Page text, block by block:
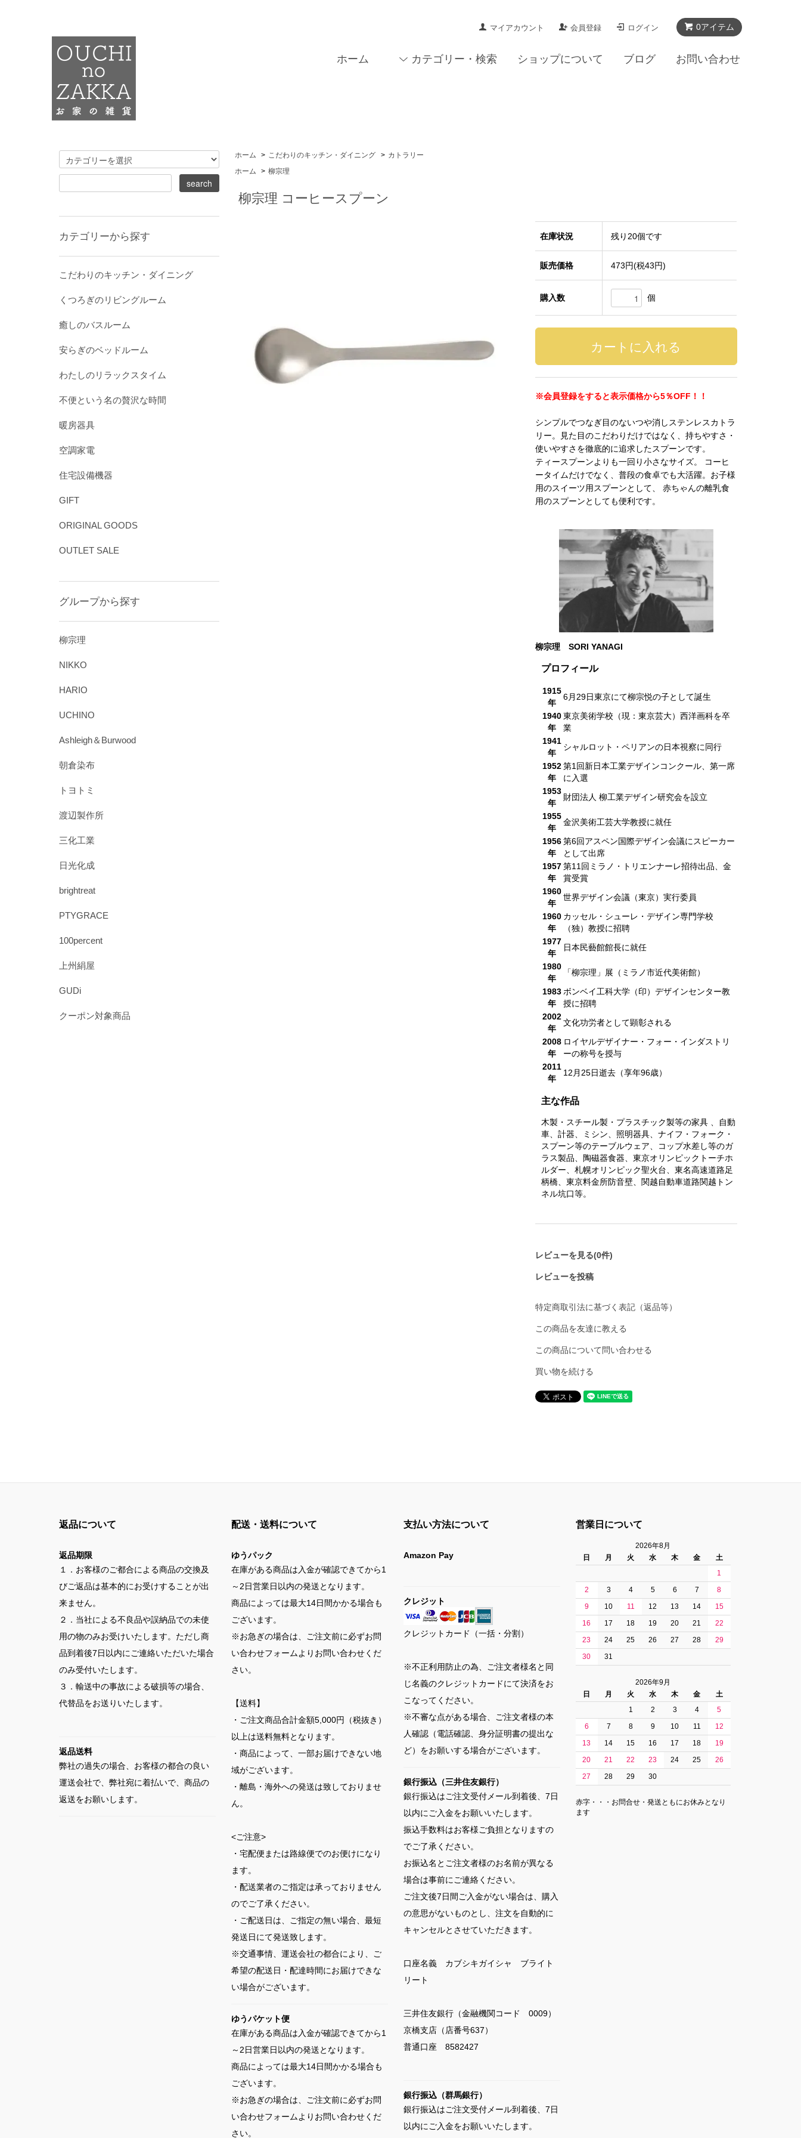
0アイテム
マイアカウント 会員登録 ログイン
ホーム カテゴリー・検索 ショップについて ブログ お問い合わせ
ホーム > こだわりのキッチン・ダイニング > カトラリー
ホーム
> 柳宗理
柳宗理 コーヒースプーン
在庫状況 残り20個です
販売価格 473円(税43円)
購入数 個
※会員登録をすると表示価格から5％OFF！！
シンプルでつなぎ目のないつや消しステンレスカトラ
リー。見た目のこだわりだけではなく、持ちやすさ・
使いやすさを徹底的に追求したスプーンです。
ティースプーンよりも一回り小さなサイズ。 コーヒ
ータイムだけでなく、普段の食卓でも大活躍。お子様
用のスイーツ用スプーンとして、 赤ちゃんの離乳食
用のスプーンとしても便利です。
柳宗理 SORI YANAGI
プロフィール
1915
年
6月29日東京にて柳宗悦の子として誕生
1940
年
東京美術学校（現：東京芸大）西洋画科を卒
業
1941
年
シャルロット・ペリアンの日本視察に同行
1952
年
第1回新日本工業デザインコンクール、第一席
に入選
1953
年
財団法人 柳工業デザイン研究会を設立
1955
年
金沢美術工芸大学教授に就任
1956
年
第6回アスペン国際デザイン会議にスピーカー
として出席
1957
年
第11回ミラノ・トリエンナーレ招待出品、金
賞受賞
1960
年
世界デザイン会議（東京）実行委員
1960
年
カッセル・シューレ・デザイン専門学校
（独）教授に招聘
1977
年
日本民藝館館長に就任
1980
年
「柳宗理」展（ミラノ市近代美術館）
1983
年
ボンベイ工科大学（印）デザインセンター教
授に招聘
2002
年
文化功労者として顕彰される
2008
年
ロイヤルデザイナー・フォー・インダストリ
ーの称号を授与
2011
年
12月25日逝去（享年96歳）
主な作品
木製・スチール製・プラスチック製等の家具 、自動
車、計器、ミシン、照明器具、ナイフ・フォーク・
スプーン等のテーブルウェア、コップ水差し等のガ
ラス製品、陶磁器食器、東京オリンピックトーチホ
ルダー、札幌オリンピック聖火台、東名高速道路足
柄橋、東京料金所防音壁、関越自動車道路関越トン
ネル坑口等。
レビューを見る(0件)
レビューを投稿
特定商取引法に基づく表記（返品等）
この商品を友達に教える
この商品について問い合わせる
買い物を続ける
カテゴリーから探す
こだわりのキッチン・ダイニング
くつろぎのリビングルーム
癒しのバスルーム
安らぎのベッドルーム
わたしのリラックスタイム
不便という名の贅沢な時間
暖房器具
空調家電
住宅設備機器
GIFT
ORIGINAL GOODS
OUTLET SALE
グループから探す
柳宗理
NIKKO
HARIO
UCHINO
Ashleigh＆Burwood
朝倉染布
トヨトミ
渡辺製作所
三化工業
日光化成
brightreat
PTYGRACE
100percent
上州絹屋
GUDi
クーポン対象商品
返品について
返品期限
１．お客様のご都合による商品の交換及
びご返品は基本的にお受けすることが出
来ません。
２．当社による不良品や誤納品での未使
用の物のみお受けいたします。ただし商
品到着後7日以内にご連絡いただいた場合
のみ受付いたします。
３．輸送中の事故による破損等の場合、
代替品をお送りいたします。
返品送料
弊社の過失の場合、お客様の都合の良い
運送会社で、弊社宛に着払いで、商品の
返送をお願いします。
配送・送料について
ゆうパック
在庫がある商品は入金が確認できてから1
～2日営業日以内の発送となります。
商品によっては最大14日間かかる場合も
ございます。
※お急ぎの場合は、ご注文前に必ずお問
い合わせフォームよりお問い合わせくだ
さい。
【送料】
・ご注文商品合計金額5,000円（税抜き）
以上は送料無料となります。
・商品によって、一部お届けできない地
域がございます。
・離島・海外への発送は致しておりませ
ん。
<ご注意>
・宅配便または路線便でのお便けになり
ます。
・配送業者のご指定は承っておりません
のでご了承ください。
・ご配送日は、ご指定の無い場合、最短
発送日にて発送致します。
※交通事情、運送会社の都合により、ご
希望の配送日・配達時間にお届けできな
い場合がございます。
ゆうパケット便
在庫がある商品は入金が確認できてから1
～2日営業日以内の発送となります。
商品によっては最大14日間かかる場合も
ございます。
※お急ぎの場合は、ご注文前に必ずお問
い合わせフォームよりお問い合わせくだ
さい。
支払い方法について
Amazon Pay
クレジット
クレジットカード（一括・分割）
※不正利用防止の為、ご注文者様名と同
じ名義のクレジットカードにて決済をお
こなってください。
※不審な点がある場合、ご注文者様の本
人確認（電話確認、身分証明書の提出な
ど）をお願いする場合がございます。
銀行振込（三井住友銀行）
銀行振込はご注文受付メール到着後、7日
以内にご入金をお願いいたします。
振込手数料はお客様ご負担となりますの
でご了承ください。
お振込名とご注文者様のお名前が異なる
場合は事前にご連絡ください。
ご注文後7日間ご入金がない場合は、購入
の意思がないものとし、注文を自動的に
キャンセルとさせていただきます。
口座名義 カブシキガイシャ ブライト
リート
三井住友銀行（金融機関コード 0009）
京橋支店（店番号637）
普通口座 8582427
銀行振込（群馬銀行）
銀行振込はご注文受付メール到着後、7日
以内にご入金をお願いいたします。
営業日について
2026年8月
日
月 火 水 木 金
土
1
2
3 4 5 6 7
8
9
10 11 12 13 14
15
16
17 18 19 20 21
22
23
24 25 26 27 28
29
30
31
2026年9月
日
月 火 水 木 金
土
1
2 3 4
5
6
7 8 9 10 11
12
13
14 15 16 17 18
19
20
21 22 23 24 25
26
27
28 29 30
赤字・・・お問合せ・発送ともにお休みとなり
ます